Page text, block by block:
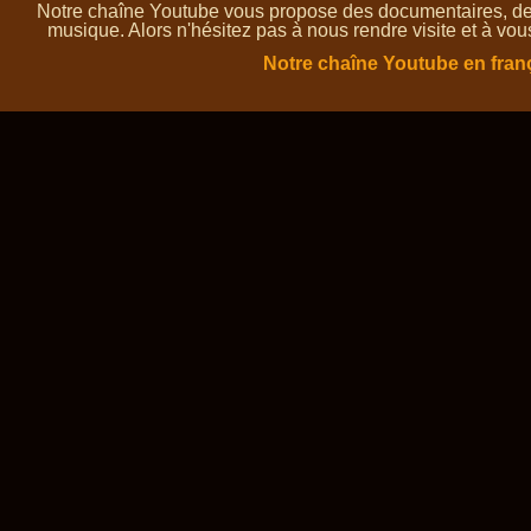
Notre chaîne Youtube vous propose des documentaires,
musique. Alors n'hésitez pas à nous rendre visite et à
Notre chaîne Youtube en